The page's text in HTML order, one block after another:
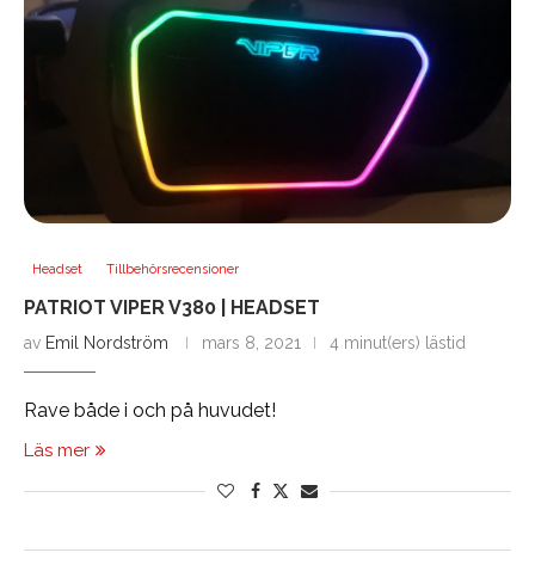
Headset Tillbehörsrecensioner
PATRIOT VIPER V380 | HEADSET
av Emil Nordström mars 8, 2021 4 minut(ers) lästid
Rave både i och på huvudet!
Läs mer